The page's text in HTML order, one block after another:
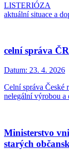
LISTERIÓZA
aktuální situace a
celní správa
Datum: 23. 4. 2026
Celní správa České
nelegální výrobou a
Ministerstvo
starých